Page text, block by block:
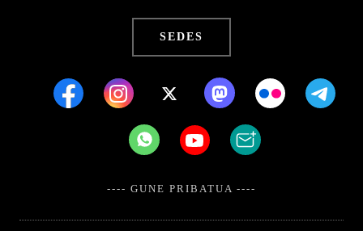
SEDES
---- GUNE PRIBATUA ----